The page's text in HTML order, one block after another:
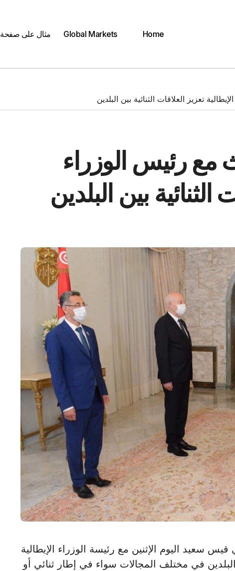
Home
Global Markets مثال على صفحة
تعزيز العلاقات الثنائية بين البلدين
مع رئيس الوزراء
الثنائية بين البلدين
قيس سعيد اليوم الإثنين مع رئيسة الوزراء الإيطالية
البلدين في مختلف المجالات سواء في إطار ثنائي أو